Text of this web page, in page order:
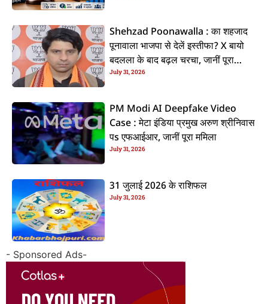
Shehzad Poonawalla : का शहजाद
पूनावाला भाजपा से देलें इस्तीफा? X बायो
बदलला के बाद बढ़ल चरचा, जानीं पूरा
ममिला
July 31, 2026
PM Modi AI Deepfake Video
Case : मेटा इंडिया प्रमुख अरुण श्रीनिवास
पs एफआईआर, जानीं पूरा ममिला
July 31, 2026
31 जुलाई 2026 के राशिफल
July 31, 2026
- Sponsored Ads-